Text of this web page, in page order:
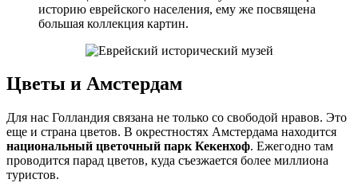
историю еврейского населения, ему же посвящена
большая коллекция картин.
Цветы и Амстердам
Для нас Голландия связана не только со свободой нравов. Это
еще и страна цветов. В окрестностях Амстердама находится
национальный цветочный парк Кекенхоф. Ежегодно там
проводится парад цветов, куда съезжается более миллиона
туристов.